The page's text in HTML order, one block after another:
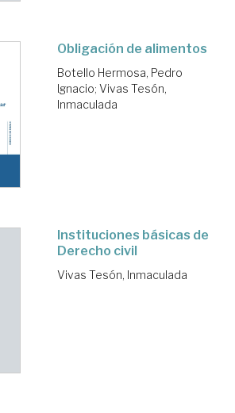
Obligación de alimentos
Botello Hermosa, Pedro
Ignacio; Vivas Tesón,
Inmaculada
Instituciones básicas de
Derecho civil
Vivas Tesón, Inmaculada